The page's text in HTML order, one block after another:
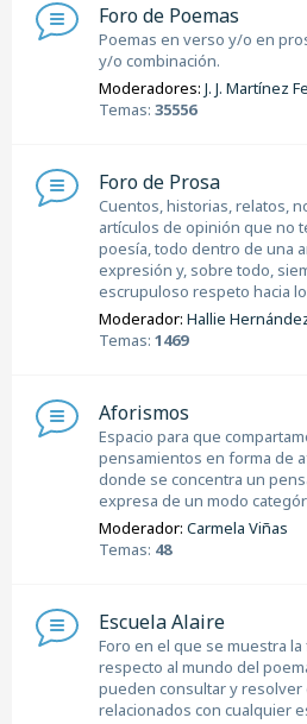
Foro de Poemas
Poemas en verso y/o en
y/o combinación.
Moderadores: J. J. Martínez
Temas: 35556
Foro de Prosa
Cuentos, historias, relatos,
artículos de opinión que no
poesía, todo dentro de una
expresión y, sobre todo,
escrupuloso respeto hacia
Moderador: Hallie
Temas: 1469
Aforismos
Espacio para que
pensamientos en forma de
donde se concentra un
expresa de un modo
Moderador: Carmela Viñas
Temas: 48
Escuela Alaire
Foro en el que se muestra
respecto al mundo del
pueden consultar y
relacionados con cualquier